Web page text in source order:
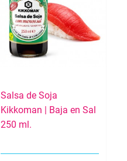
Salsa de Soja
Kikkoman | Baja en Sal
250 ml.